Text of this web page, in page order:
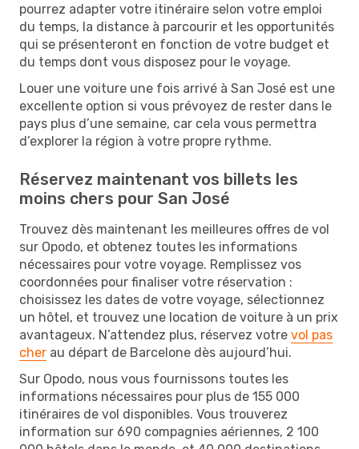
pourrez adapter votre itinéraire selon votre emploi
du temps, la distance à parcourir et les opportunités
qui se présenteront en fonction de votre budget et
du temps dont vous disposez pour le voyage.
Louer une voiture une fois arrivé à San José est une
excellente option si vous prévoyez de rester dans le
pays plus d’une semaine, car cela vous permettra
d’explorer la région à votre propre rythme.
Réservez maintenant vos billets les
moins chers pour San José
Trouvez dès maintenant les meilleures offres de vol
sur Opodo, et obtenez toutes les informations
nécessaires pour votre voyage. Remplissez vos
coordonnées pour finaliser votre réservation :
choisissez les dates de votre voyage, sélectionnez
un hôtel, et trouvez une location de voiture à un prix
avantageux. N’attendez plus, réservez votre vol pas
cher au départ de Barcelone dès aujourd’hui.
Sur Opodo, nous vous fournissons toutes les
informations nécessaires pour plus de 155 000
itinéraires de vol disponibles. Vous trouverez
information sur 690 compagnies aériennes, 2 100